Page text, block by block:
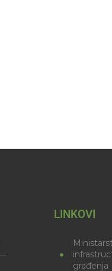
LINKOVI
građenja